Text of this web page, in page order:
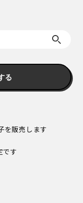
る
を販売します
です